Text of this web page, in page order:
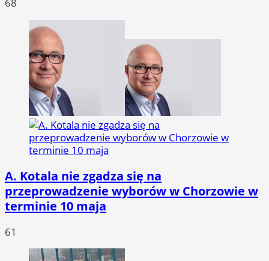
68
A. Kotala nie zgadza się na
przeprowadzenie wyborów w Chorzowie w
terminie 10 maja
61